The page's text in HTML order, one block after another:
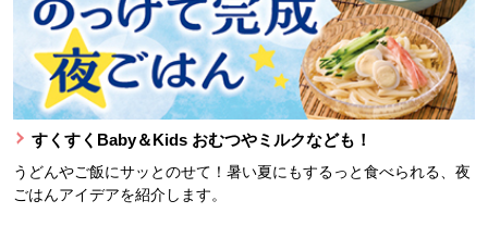
すくすくBaby＆Kids おむつやミルクなども！
うどんやご飯にサッとのせて！暑い夏にもするっと食べられる、夜
ごはんアイデアを紹介します。